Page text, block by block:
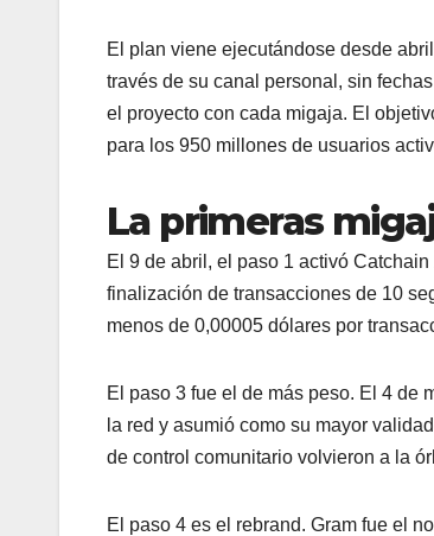
El plan viene ejecutándose desde
través de su canal personal, sin
el proyecto con cada migaja. El
para los 950 millones de usuarios
La primeras
El 9 de abril, el paso 1 activó
finalización de transacciones de 10
menos de 0,00005 dólares por
El paso 3 fue el de más peso. El 4 de
la red y asumió como su mayor
de control comunitario volvieron a la
El paso 4 es el rebrand. Gram fue el